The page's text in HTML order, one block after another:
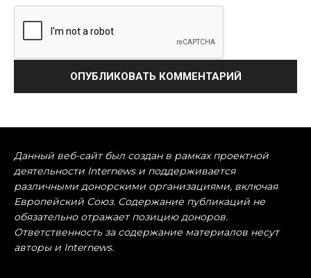
Данный веб-сайт был создан в рамках проектной
деятельности Internews и поддерживается
различными донорскими организациями, включая
Европейский Союз. Содержание публикаций не
обязательно отражает позицию доноров.
Ответственность за содержание материалов несут
авторы и Internews.